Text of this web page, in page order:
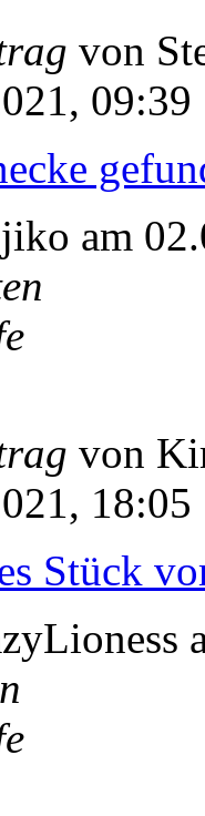
von
09:39
am
von
18:05
Stück